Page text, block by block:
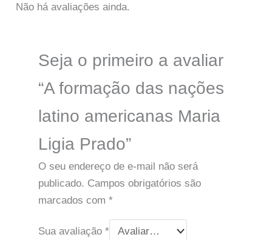
Não há avaliações ainda.
Seja o primeiro a avaliar
“A formação das nações
latino americanas Maria
Ligia Prado”
O seu endereço de e-mail não será
publicado. Campos obrigatórios são
marcados com *
Sua avaliação *